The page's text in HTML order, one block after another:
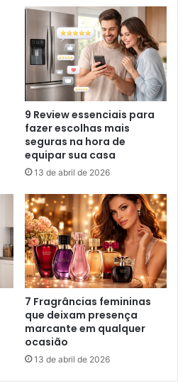
9 Review essenciais para
fazer escolhas mais
seguras na hora de
equipar sua casa
13 de abril de 2026
7 Fragrâncias femininas
que deixam presença
marcante em qualquer
ocasião
13 de abril de 2026